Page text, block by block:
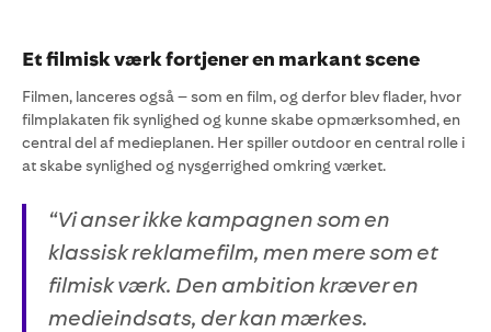
Et filmisk værk fortjener en markant scene
Filmen, lanceres også – som en film, og derfor blev flader, hvor
filmplakaten fik synlighed og kunne skabe opmærksomhed, en
central del af medieplanen. Her spiller outdoor en central rolle i
at skabe synlighed og nysgerrighed omkring værket.
“Vi anser ikke kampagnen som en
klassisk reklamefilm, men mere som et
filmisk værk. Den ambition kræver en
medieindsats, der kan mærkes.